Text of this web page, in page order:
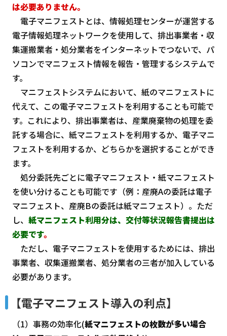
は必要ありません。
電子マニフェストとは、情報処理センターが運営する
電子情報処理ネットワークを使用して、排出事業者・収
集運搬業者・処分業者をインターネットでつないで、パ
ソコンでマニフェスト情報を報告・管理するシステムで
す。
マニフェストシステムにおいて、紙のマニフェストに
代えて、この電子マニフェストを利用することも可能で
す。これにより、排出事業者は、産業廃棄物の処理を委
託する場合に、紙マニフェストを利用するか、電子マニ
フェストを利用するか、どちらかを選択することができ
ます。
処分委託先ごとに電子マニフェスト・紙マニフェスト
を使い分けることも可能です（例：産廃Aの委託は電子
マニフェスト、産廃Bの委託は紙マニフェスト）。ただ
し、 紙マニフェスト利用分は、交付等状況報告書提出は
必要です。
ただし、電子マニフェストを使用するためには、排出
事業者、収集運搬業者、処分業者の三者が加入している
必要があります。
【電子マニフェスト導入の利点】
（1）事務の効率化(紙マニフェストの枚数が多い場合